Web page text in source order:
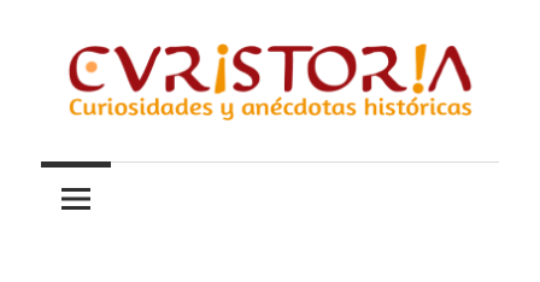
contenido
Curistoria
y
anécdotas